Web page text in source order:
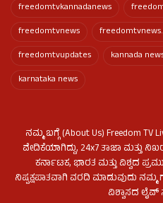
freedomtvkannadanews
freedomtvnews
freedomtvupdates
kannada
karnataka news
ನಮ್ಮ ಬಗ್ಗೆ (About Us) Freedom
ವೇದಿಕೆಯಾಗಿದ್ದು, 24x7 ತಾಜಾ ಮತ್ತು ನಿಖರ
ಕರ್ನಾಟಕ, ಭಾರತ ಮತ್ತು ವಿಶ್ವದ
ನಿಷ್ಪಕ್ಷಪಾತವಾಗಿ ವರದಿ ಮಾಡುವುದು ನಮ್ಮ
ವಿಶ್ವಾಸದ ಲೈವ್